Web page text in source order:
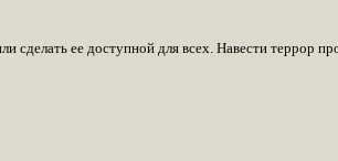
сделать ее доступной для всех. Навести